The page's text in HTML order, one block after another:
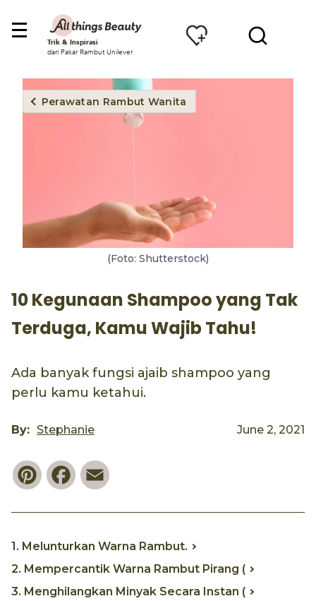
Trik & Inspirasi
dari Pakar Rambut Unilever
Perawatan Rambut Wanita
(Foto: Shutterstock)
10 Kegunaan Shampoo yang Tak
Terduga, Kamu Wajib Tahu!
Ada banyak fungsi ajaib shampoo yang
perlu kamu ketahui.
By: Stephanie June 2, 2021
PinterestFacebook
1. Melunturkan Warna Rambut.
2. Mempercantik Warna Rambut Pirang (
3. Menghilangkan Minyak Secara Instan (